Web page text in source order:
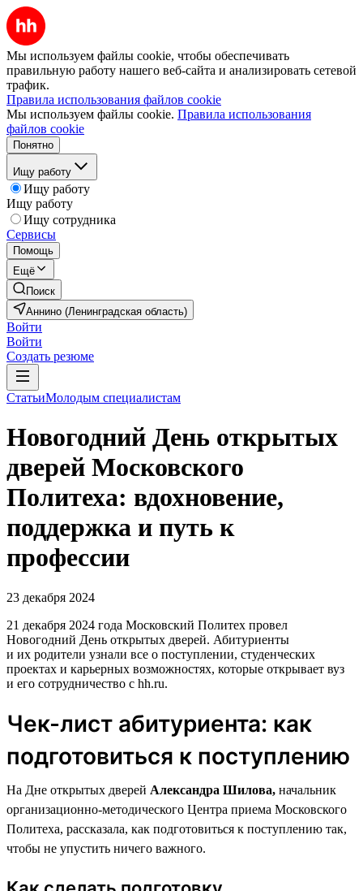
Мы используем файлы cookie, чтобы обеспечивать
правильную работу нашего веб-сайта и анализировать сетевой
трафик.
Правила использования файлов cookie
Мы используем файлы cookie. Правила использования
файлов cookie
Понятно
Ищу работу
Ищу работу
Ищу работу
Ищу сотрудника
Сервисы
Помощь
Ещё
Поиск
Аннино (Ленинградская область)
Войти
Войти
Создать резюме
СтатьиМолодым специалистам
Новогодний День открытых
дверей Московского
Политеха: вдохновение,
поддержка и путь к
профессии
23 декабря 2024
21 декабря 2024 года Московский Политех провел
Новогодний День открытых дверей. Абитуриенты
и их родители узнали все о поступлении, студенческих
проектах и карьерных возможностях, которые открывает вуз
и его сотрудничество с hh.ru.
Чек-лист абитуриента: как
подготовиться к поступлению
На Дне открытых дверей Александра Шилова, начальник
организационно-методического Центра приема Московского
Политеха, рассказала, как подготовиться к поступлению так,
чтобы не упустить ничего важного.